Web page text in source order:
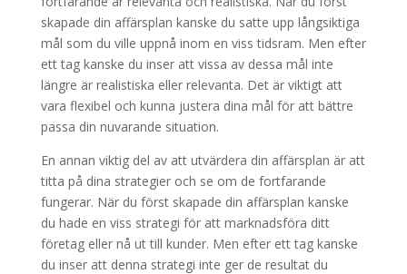
skapade din affärsplan kanske du satte upp långsiktiga
mål som du ville uppnå inom en viss tidsram. Men efter
ett tag kanske du inser att vissa av dessa mål inte
längre är realistiska eller relevanta. Det är viktigt att
vara flexibel och kunna justera dina mål för att bättre
passa din nuvarande situation.
En annan viktig del av att utvärdera din affärsplan är att
titta på dina strategier och se om de fortfarande
fungerar. När du först skapade din affärsplan kanske
du hade en viss strategi för att marknadsföra ditt
företag eller nå ut till kunder. Men efter ett tag kanske
du inser att denna strategi inte ger de resultat du